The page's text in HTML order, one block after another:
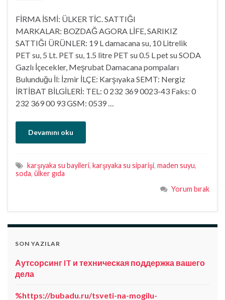
FİRMA İSMİ: ÜLKER TİC. SATTIĞI
MARKALAR: BOZDAĞ AGORA LİFE, SARIKIZ
SATTIĞI ÜRÜNLER: 19 L damacana su, 10 Litrelik
PET su, 5 Lt. PET su, 1.5 litre PET su 0.5 L pet su SODA
Gazlı İçecekler, Meşrubat Damacana pompaları
Bulunduğu İl: İzmir İLÇE: Karşıyaka SEMT: Nergiz
İRTİBAT BİLGİLERİ: TEL: 0 232 369 0023-43 Faks: 0
232 369 00 93 GSM: 0539 …
Devamını oku
karşıyaka su bayileri, karşıyaka su siparişi, maden suyu,
soda, ülker gıda
Yorum bırak
SON YAZILAR
Аутсорсинг IT и техническая поддержка вашего
дела
%https://bubadu.ru/tsveti-na-mogilu-